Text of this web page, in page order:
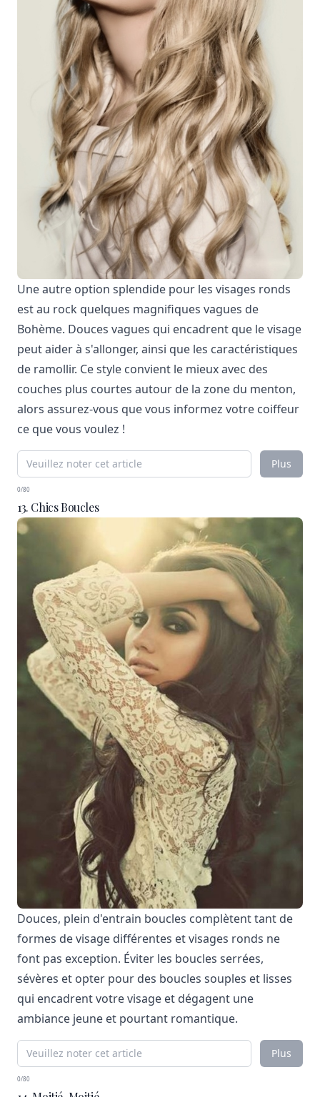
Une autre option splendide pour les visages ronds
est au rock quelques magnifiques vagues de
Bohème. Douces vagues qui encadrent que le visage
peut aider à s'allonger, ainsi que les caractéristiques
de ramollir. Ce style convient le mieux avec des
couches plus courtes autour de la zone du menton,
alors assurez-vous que vous informez votre coiffeur
ce que vous voulez !
Plus
0/80
13. Chics Boucles
Douces, plein d'entrain boucles complètent tant de
formes de visage différentes et visages ronds ne
font pas exception. Éviter les boucles serrées,
sévères et opter pour des boucles souples et lisses
qui encadrent votre visage et dégagent une
ambiance jeune et pourtant romantique.
Plus
0/80